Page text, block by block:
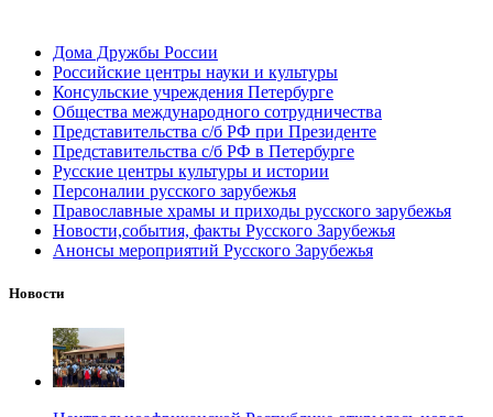
Дома Дружбы России
Российские центры науки и культуры
Консульские учреждения Петербурге
Общества международного сотрудничества
Представительства с/б РФ при Президенте
Представительства с/б РФ в Петербурге
Русские центры культуры и истории
Персоналии русского зарубежья
Православные храмы и приходы русского зарубежья
Новости,события, факты Русского Зарубежья
Анонсы мероприятий Русского Зарубежья
Новости